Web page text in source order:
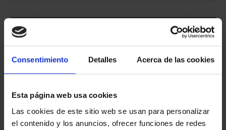
Consentimiento Detalles Acerca de las cookies
Esta página web usa cookies
Las cookies de este sitio web se usan para personalizar
el contenido y los anuncios, ofrecer funciones de redes
1 Productos encontrados